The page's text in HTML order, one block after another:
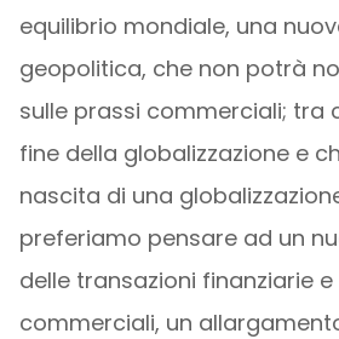
equilibrio mondiale, una
geopolitica, che non potrà
sulle prassi commerciali; tra
fine della globalizzazione e
nascita di una
preferiamo pensare ad un
delle transazioni finanziarie
commerciali, un